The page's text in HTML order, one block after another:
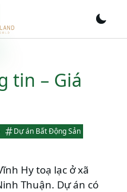
tin – Giá
Dự án Bất Động Sản
Hy toạ lạc ở xã
Thuận. Dự án có